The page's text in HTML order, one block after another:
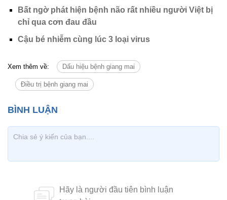
Bất ngờ phát hiện bệnh não rất nhiều người Việt bị
chỉ qua cơn đau đầu
Cậu bé nhiễm cùng lúc 3 loại virus
Xem thêm về: Dấu hiệu bệnh giang mai
Điều trị bệnh giang mai